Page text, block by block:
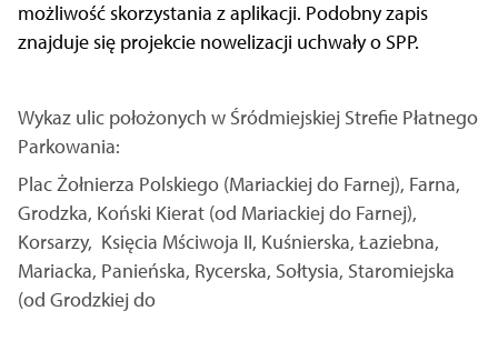
możliwość skorzystania z aplikacji. Podobny zapis
znajduje się projekcie nowelizacji uchwały o SPP.
Wykaz ulic położonych w Śródmiejskiej Strefie Płatnego
Parkowania:
Plac Żołnierza Polskiego (Mariackiej do Farnej), Farna,
Grodzka, Koński Kierat (od Mariackiej do Farnej),
Korsarzy, Księcia Mściwoja II, Kuśnierska, Łaziebna,
Mariacka, Panieńska, Rycerska, Sołtysia, Staromiejska
(od Grodzkiej do